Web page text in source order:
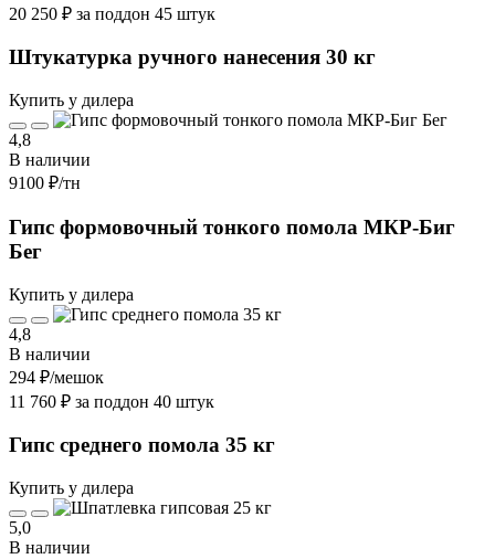
20 250 ₽ за поддон 45 штук
Штукатурка ручного нанесения 30 кг
Купить у дилера
4,8
В наличии
9100 ₽/тн
Гипс формовочный тонкого помола МКР-Биг
Бег
Купить у дилера
4,8
В наличии
294 ₽/мешок
11 760 ₽ за поддон 40 штук
Гипс среднего помола 35 кг
Купить у дилера
5,0
В наличии